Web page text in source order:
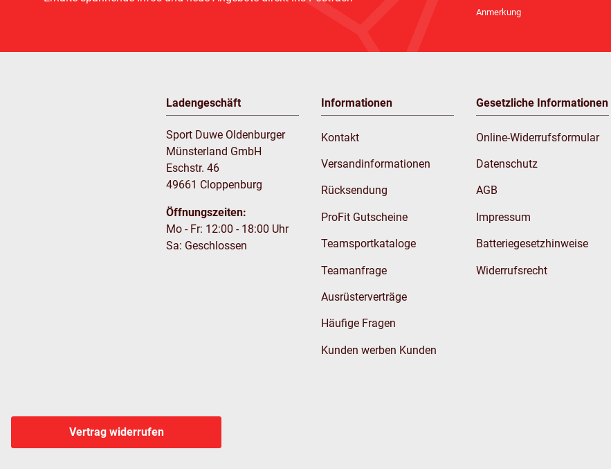
Anmerkung
Ladengeschäft
Sport Duwe Oldenburger
Münsterland GmbH
Eschstr. 46
49661 Cloppenburg
Öffnungszeiten:
Mo - Fr: 12:00 - 18:00 Uhr
Sa: Geschlossen
Informationen
Kontakt
Versandinformationen
Rücksendung
ProFit Gutscheine
Teamsportkataloge
Teamanfrage
Ausrüsterverträge
Häufige Fragen
Kunden werben Kunden
Gesetzliche Informationen
Online-Widerrufsformular
Datenschutz
AGB
Impressum
Batteriegesetzhinweise
Widerrufsrecht
Vertrag widerrufen